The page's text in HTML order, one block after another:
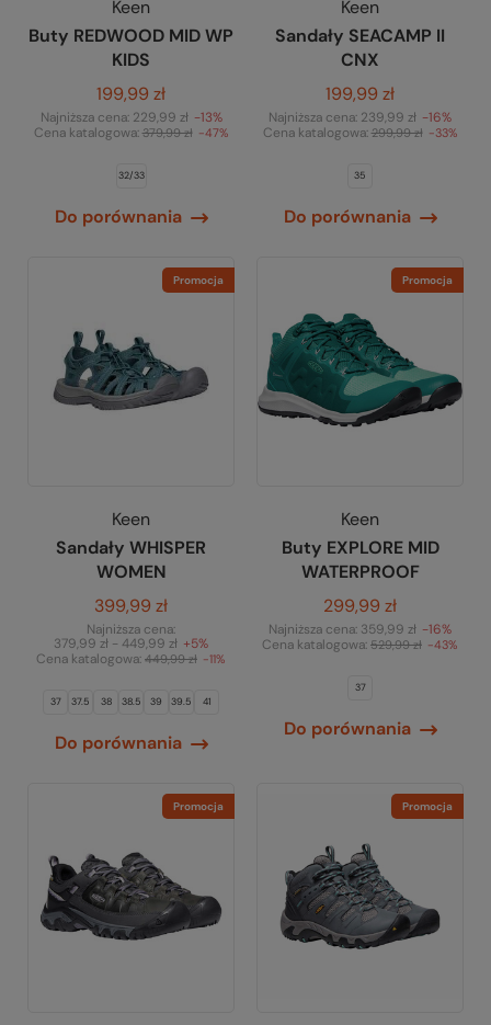
Keen
Buty REDWOOD MID WP
KIDS
199,99 zł
Najniższa cena: 229,99 zł -13%
Cena katalogowa:379,99 zł -47%
32/33
Do porównania
Keen
Sandały SEACAMP II
CNX
199,99 zł
Najniższa cena: 239,99 zł -16%
Cena katalogowa:299,99 zł -33%
35
Do porównania
Promocja
Keen
Sandały WHISPER
WOMEN
399,99 zł
Najniższa cena:
379,99 zł - 449,99 zł +5%
Cena katalogowa: 449,99 zł -11%
37 37.5 38 38.5 39 39.5 41
Do porównania
Promocja
Keen
Buty EXPLORE MID
WATERPROOF
299,99 zł
Najniższa cena: 359,99 zł -16%
Cena katalogowa: 529,99 zł -43%
37
Do porównania
Promocja Promocja